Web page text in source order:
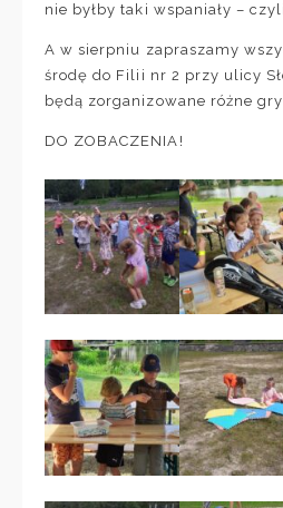
nie byłby taki wspaniały –
A w sierpniu zapraszamy
środę do Filii nr 2 przy ulicy
będą zorganizowane różne
DO ZOBACZENIA!